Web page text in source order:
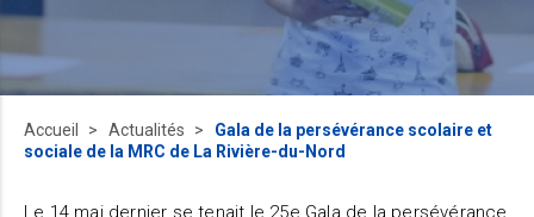
Accueil Actualités
Gala de la persévérance scolaire et
sociale de la MRC de La Rivière-du-Nord
Le 14 mai dernier se tenait le 25e Gala de la persévérance